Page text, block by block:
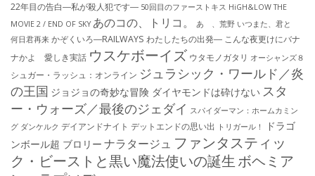
22年目の告白―私が殺人犯です― 50回目のファーストキス HiGH&LOW THE
MOVIE 2 / END OF SKY あのコの、トリコ。 あゝ、荒野 いつまた、君と
何日君再来 かぞくいろ―RAILWAYS わたしたちの出発― こんな夜更けにバナ
ナかよ 愛しき実話 ウスケボーイズ ウタモノガタリ オーシャンズ８
シュガー・ラッシュ：オ​ンライン ジュラシック・ワールド／炎
の王国 ジョジョの奇妙な冒険 ダイヤモンドは砕けない スタ
ー・ウォーズ／最後のジェダイ スパイダーマン：ホームカミン
グ ダンケルク デイアンドナイト デットエンドの思い出 トリガール！
ドラゴ
ンボール超 ブロリー ナラタージュ ファンタスティッ
ク・ビーストと黒い魔法使いの誕生 ボヘミア